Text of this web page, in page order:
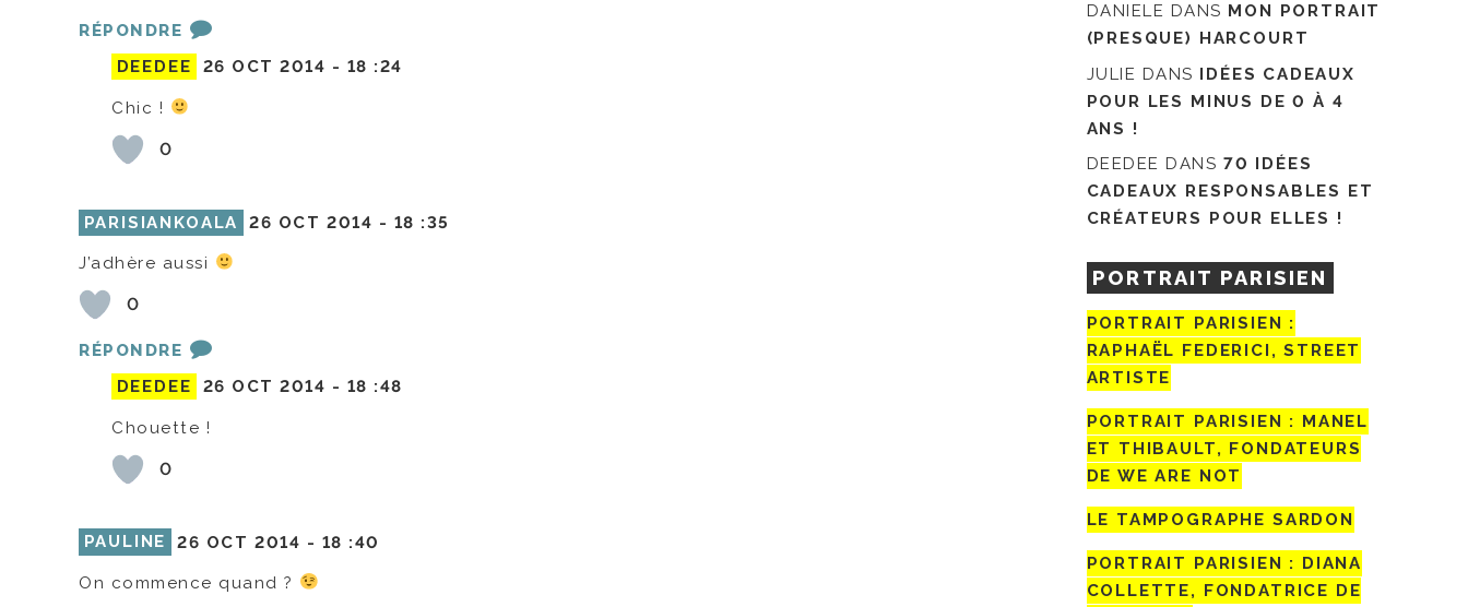
RÉPONDRE
DEEDEE
26 OCT 2014 - 18 :24
Chic !
0
PARISIANKOALA 26 OCT 2014 - 18 :35
J’adhère aussi
0
RÉPONDRE
DEEDEE
26 OCT 2014 - 18 :48
Chouette !
0
PAULINE 26 OCT 2014 - 18 :40
On commence quand ?
DANIELE DANS MON PORTRAIT
(PRESQUE) HARCOURT
JULIE DANS IDÉES CADEAUX
POUR LES MINUS DE 0 À 4
ANS !
DEEDEE DANS 70 IDÉES
CADEAUX RESPONSABLES ET
CRÉATEURS POUR ELLES !
PORTRAIT PARISIEN
PORTRAIT PARISIEN :
RAPHAËL FEDERICI, STREET
ARTISTE
PORTRAIT PARISIEN : MANEL
ET THIBAULT, FONDATEURS
DE WE ARE NOT
LE TAMPOGRAPHE SARDON
PORTRAIT PARISIEN : DIANA
COLLETTE, FONDATRICE DE